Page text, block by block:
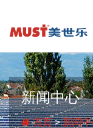
新闻中心
首页>新闻